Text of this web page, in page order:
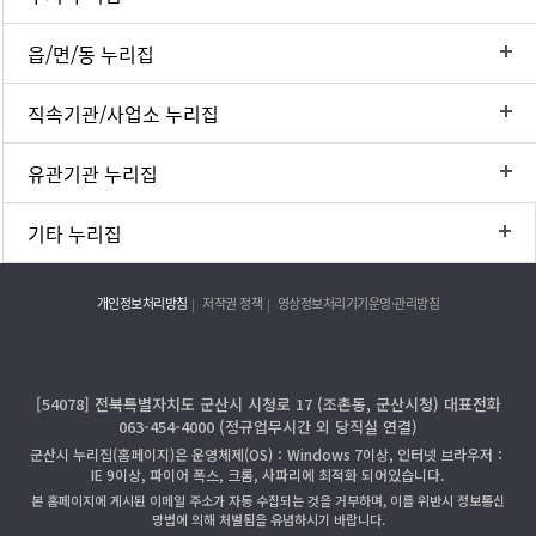
읍/면/동 누리집
직속기관/사업소 누리집
유관기관 누리집
기타 누리집
개인정보처리방침 저작권 정책 영상정보처리기기운영·관리방침
[54078] 전북특별자치도 군산시 시청로 17 (조촌동, 군산시청) 대표전화
063-454-4000 (정규업무시간 외 당직실 연결)
군산시 누리집(홈페이지)은 운영체제(OS)：Windows 7이상, 인터넷 브라우저：
IE 9이상, 파이어 폭스, 크롬, 사파리에 최적화 되어있습니다.
본 홈페이지에 게시된 이메일 주소가 자동 수집되는 것을 거부하며, 이를 위반시 정보통신
망법에 의해 처벌됨을 유념하시기 바랍니다.